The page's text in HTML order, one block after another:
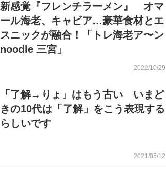
新感覚『フレンチラーメン』 オマ
ール海老、キャビア…豪華食材とエ
スニックが融合！「トレ海老ア〜ン
noodle 三宮」
2022/10/29
「了解→りょ」はもう古い いまど
きの10代は「了解」をこう表現する
らしいです
2021/05/12